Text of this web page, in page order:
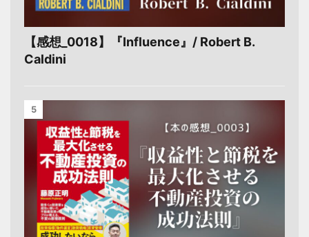
【感想_0018】『Influence』/ Robert B.
Caldini
5